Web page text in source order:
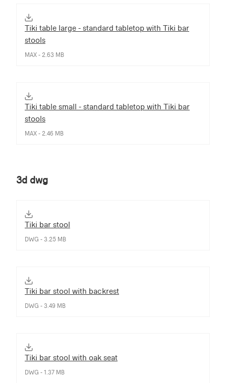
Tiki table large - standard tabletop with Tiki bar
stools
MAX - 2.63 MB
Tiki table small - standard tabletop with Tiki bar
stools
MAX - 2.46 MB
3d dwg
Tiki bar stool
DWG - 3.25 MB
Tiki bar stool with backrest
DWG - 3.49 MB
Tiki bar stool with oak seat
DWG - 1.37 MB